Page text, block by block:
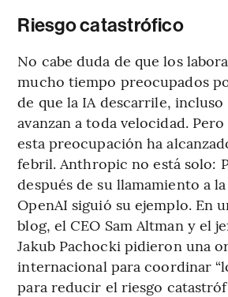
Riesgo catastrófico
No cabe duda de que los
mucho tiempo preocupados
de que la IA descarrile,
avanzan a toda velocidad.
esta preocupación ha
febril. Anthropic no está solo:
después de su llamamiento a
OpenAI siguió su ejemplo. En
blog, el CEO Sam Altman y el
Jakub Pachocki pidieron una
internacional para coordinar
para reducir el riesgo